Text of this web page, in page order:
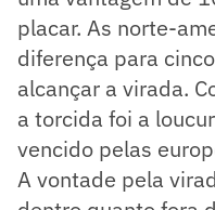
placar. As norte-
diferença para
alcançar a virada.
a torcida foi a
vencido pelas
A vontade pela